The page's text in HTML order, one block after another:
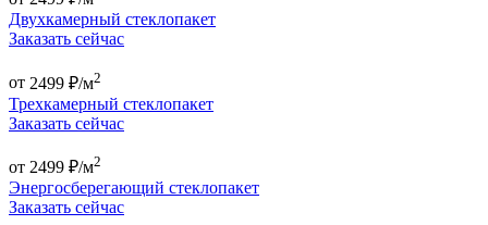
Двухкамерный стеклопакет
Заказать сейчас
от 2499 ₽/м2
Трехкамерный стеклопакет
Заказать сейчас
от 2499 ₽/м2
Энергосберегающий стеклопакет
Заказать сейчас